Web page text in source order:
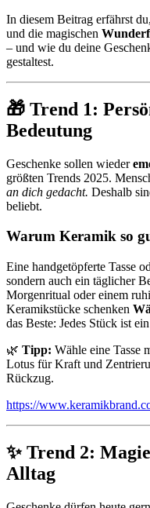
In diesem Beitrag erfährst
und die magischen
– und wie du deine
gestaltest.
🎁 Trend 1:
Bedeutung
Geschenke sollen wieder
größten Trends 2025.
an dich gedacht. Deshalb
beliebt.
Warum Keramik so
Eine handgetöpferte Tasse
sondern auch ein täglicher
Morgenritual oder einem
Keramikstücke schenken
das Beste: Jedes Stück ist
🌿 Tipp: Wähle eine Tasse
Lotus für Kraft und
Rückzug.
https://
✨ Trend 2:
Alltag